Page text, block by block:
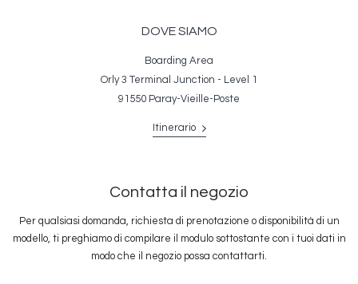
DOVE SIAMO
Boarding Area
Orly 3 Terminal Junction - Level 1
91550 Paray-Vieille-Poste
Itinerario
Contatta il negozio
Per qualsiasi domanda, richiesta di prenotazione o disponibilità di un
modello, ti preghiamo di compilare il modulo sottostante con i tuoi dati in
modo che il negozio possa contattarti.